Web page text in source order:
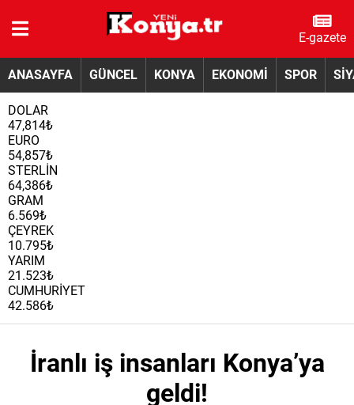
E-gazete
ANASAYFA GÜNCEL KONYA EKONOMİ SPOR
DOLAR
47,814₺
EURO
54,857₺
STERLİN
64,386₺
GRAM
6.569₺
ÇEYREK
10.795₺
YARIM
21.523₺
CUMHURİYET
42.586₺
İranlı iş insanları Konya’ya
geldi!